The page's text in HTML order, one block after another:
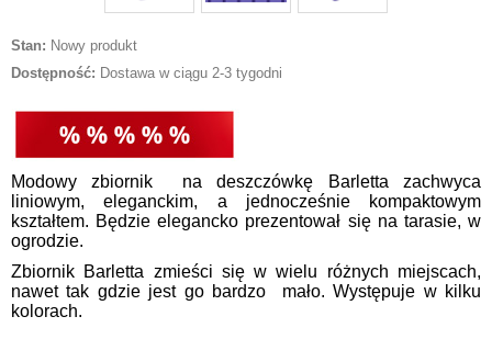
Stan: Nowy produkt
Dostępność: Dostawa w ciągu 2-3 tygodni
Modowy zbiornik na deszczówkę Barletta zachwyca
liniowym, eleganckim, a jednocześnie kompaktowym
kształtem. Będzie elegancko prezentował się na tarasie, w
ogrodzie.
Zbiornik Barletta zmieści się w wielu różnych miejscach,
nawet tak gdzie jest go bardzo mało. Występuje w kilku
kolorach.